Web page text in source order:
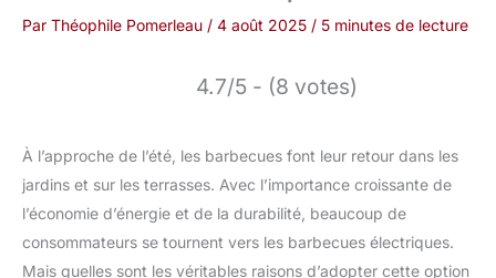
Par Théophile Pomerleau / 4 août 2025 / 5 minutes de lecture
4.7/5 - (8 votes)
À l’approche de l’été, les barbecues font leur retour dans les
jardins et sur les terrasses. Avec l’importance croissante de
l’économie d’énergie et de la durabilité, beaucoup de
consommateurs se tournent vers les barbecues électriques.
Mais quelles sont les véritables raisons d’adopter cette option